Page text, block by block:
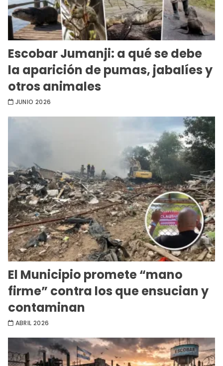
Escobar Jumanji: a qué se debe
la aparición de pumas, jabalíes y
otros animales
JUNIO 2026
El Municipio promete “mano
firme” contra los que ensucian y
contaminan
ABRIL 2026